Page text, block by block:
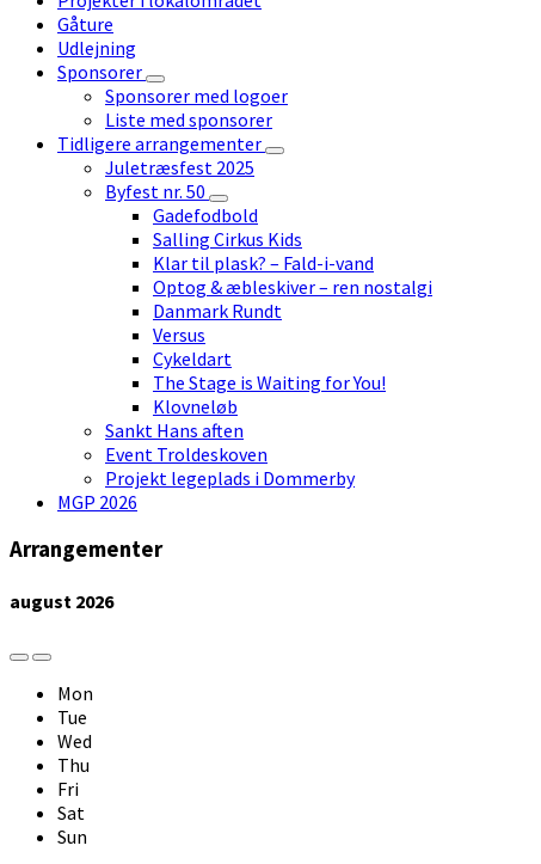
Gåture
Udlejning
Sponsorer
Sponsorer med logoer
Liste med sponsorer
Tidligere arrangementer
Juletræsfest 2025
Byfest nr. 50
Gadefodbold
Salling Cirkus Kids
Klar til plask? – Fald-i-vand
Optog & æbleskiver – ren nostalgi
Danmark Rundt
Versus
Cykeldart
The Stage is Waiting for You!
Klovneløb
Sankt Hans aften
Event Troldeskoven
Projekt legeplads i Dommerby
MGP 2026
Arrangementer
august 2026
Previous
Month
Next
Month
Mon
Tue
Wed
Thu
Fri
Sat
Sun